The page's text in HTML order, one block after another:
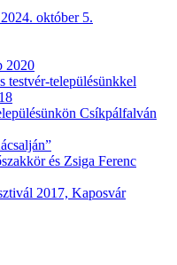
október 5.
2020
testvér-településünkkel
Csíkpálfalván
és Zsiga Ferenc
2017, Kaposvár